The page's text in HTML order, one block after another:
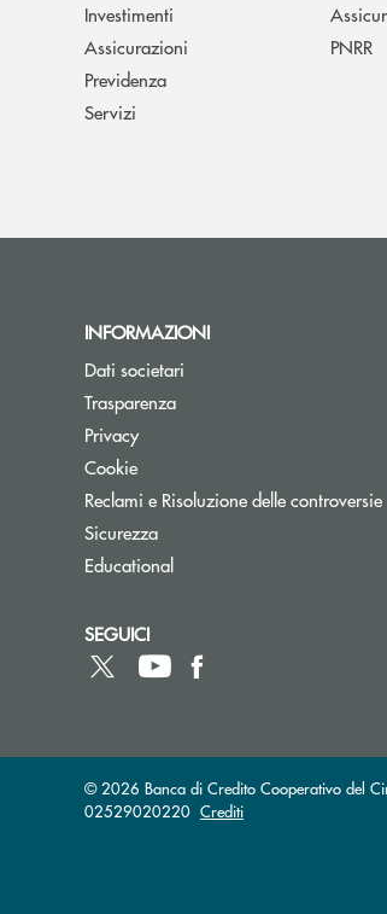
Investimenti
Assicurazioni
Previdenza
Servizi
PNRR
INFORMAZIONI
Dati societari
Trasparenza
Privacy
Cookie
Reclami e Risoluzione delle controversie
Sicurezza
Educational
SEGUICI
© 2026 Banca di Credito Cooperativo del
02529020220 Crediti